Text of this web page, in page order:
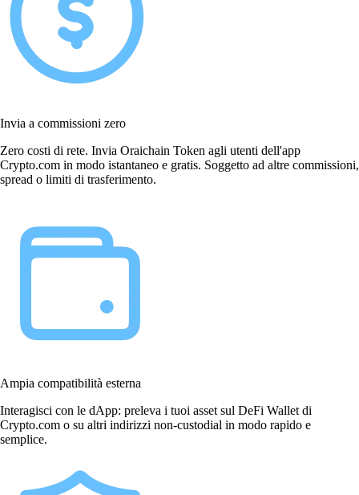
Invia a commissioni zero
Zero costi di rete. Invia Oraichain Token agli utenti dell'app
Crypto.com in modo istantaneo e gratis. Soggetto ad altre commissioni,
spread o limiti di trasferimento.
Ampia compatibilità esterna
Interagisci con le dApp: preleva i tuoi asset sul DeFi Wallet di
Crypto.com o su altri indirizzi non-custodial in modo rapido e
semplice.